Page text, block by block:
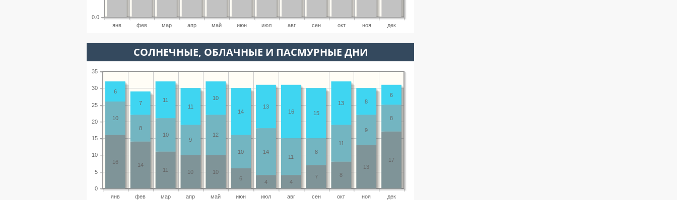
янв фев мар апр май июн июл авг сен окт ноя дек
0.0
CОЛНЕЧНЫЕ, ОБЛАЧНЫЕ И ПАСМУРНЫЕ ДНИ
янв фев мар апр май июн июл авг сен окт ноя дек
0
5
10
15
20
25
30
35
17
13
8
7
4
4
6
10
10
11
14
16
8
9
11
8
11
14
10
12
9
10
8
10
6
8
13
15
16
13
14
10
11
11
7
6